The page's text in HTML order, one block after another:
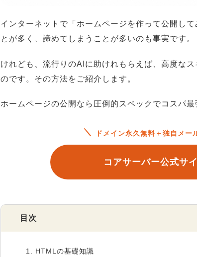
インターネットで「ホームページを作って公開し
とが多く、諦めてしまうことが多いのも事実です。
けれども、流行りのAIに助けれもらえば、高度な
のです。その方法をご紹介します。
ホームページの公開なら圧倒的スペックでコスパ最
ドメイン永久無料＋独自メー
コアサーバー公式サ
目次
1. HTMLの基礎知識